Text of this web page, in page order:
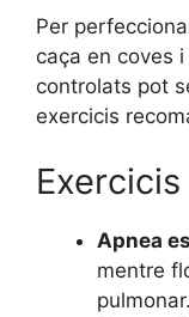
Per
caça en coves
controlats pot
exercicis
Apnea
mentre
pulmonar.